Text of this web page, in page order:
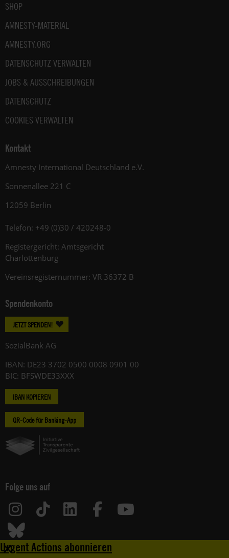
Urgent Actions abonnieren
SHOP
AMNESTY-MATERIAL
AMNESTY.ORG
DATENSCHUTZ VERWALTEN
JOBS & AUSSCHREIBUNGEN
DATENSCHUTZ
COOKIES VERWALTEN
Kontakt
Amnesty International Deutschland e.V.
Sonnenallee 221 C
12059 Berlin
Telefon: +49 (0)30 / 420248-0
Registergericht: Amtsgericht
Charlottenburg
Vereinsregisternummer: VR 36372 B
Spendenkonto
JETZT SPENDEN!
SozialBank AG
IBAN: DE23 3702 0500 0008 0901 00
BIC: BFSWDE33XXX
IBAN KOPIEREN
QR-Code für Banking-App
Folge uns auf